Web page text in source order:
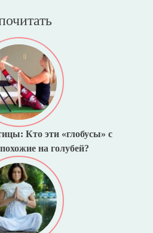
Кто эти «глобусы» с
на голубей?